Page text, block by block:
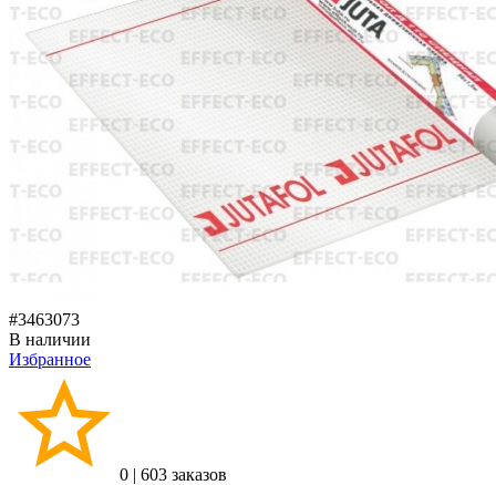
#3463073
В наличии
Избранное
0 | 603 заказов